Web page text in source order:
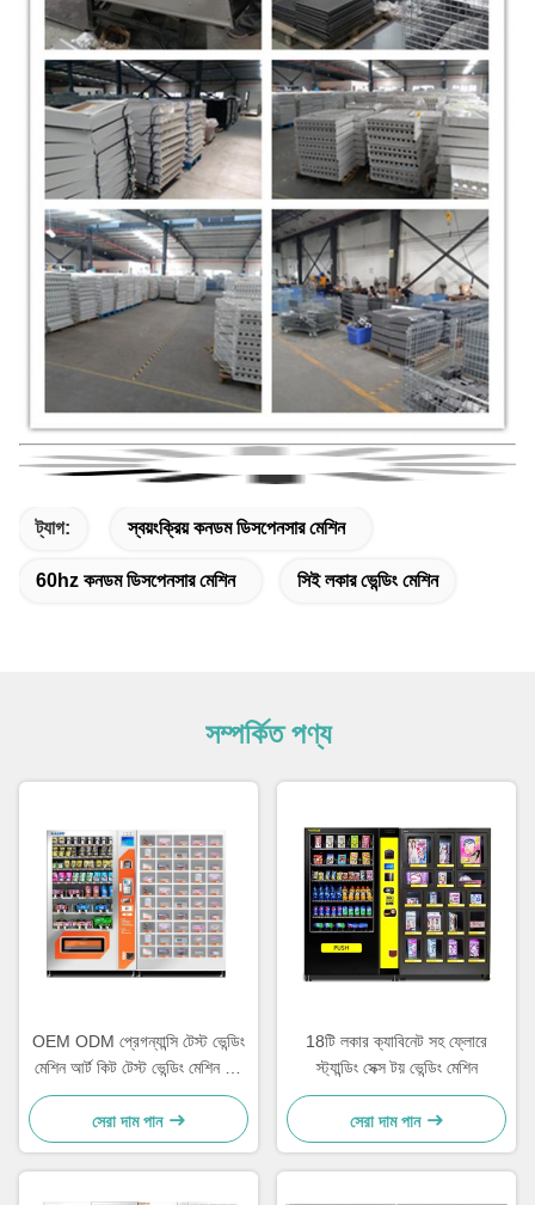
ট্যাগ: স্বয়ংক্রিয় কনডম ডিসপেনসার মেশিন
60hz কনডম ডিসপেনসার মেশিন সিই লকার ভেন্ডিং মেশিন
সম্পর্কিত পণ্য
OEM ODM প্রেগন্যান্সি টেস্ট ভেন্ডিং
মেশিন আর্ট কিট টেস্ট ভেন্ডিং মেশিন 50
লকার সহ
সেরা দাম পান
18টি লকার ক্যাবিনেট সহ ফ্লোরে
স্ট্যান্ডিং সেক্স টয় ভেন্ডিং মেশিন
সেরা দাম পান